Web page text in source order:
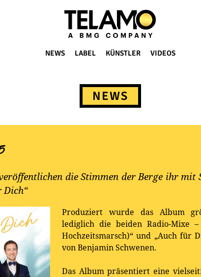
NEWS LABEL KÜNSTLER VIDEOS
NEWS
die Stimmen der Berge ihr mit
Dich“
Produziert wurde das Album
lediglich die beiden Radio-Mixe
Hochzeitsmarsch)“ und „Auch für
von Benjamin Schwenen.
Das Album präsentiert eine